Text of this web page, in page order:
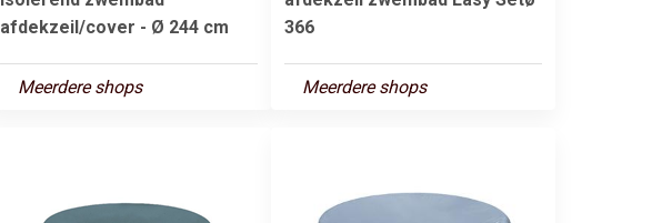
afdekzeil/cover - Ø 244 cm
Meerdere shops
366
Meerdere shops